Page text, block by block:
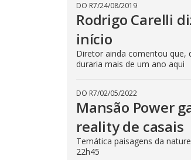
DO R7/24/08/2019
Rodrigo Carelli
início
Diretor ainda comentou que,
duraria mais de um ano aqui
DO R7/02/05/2022
Mansão Power
reality de casais
Temática paisagens da
22h45